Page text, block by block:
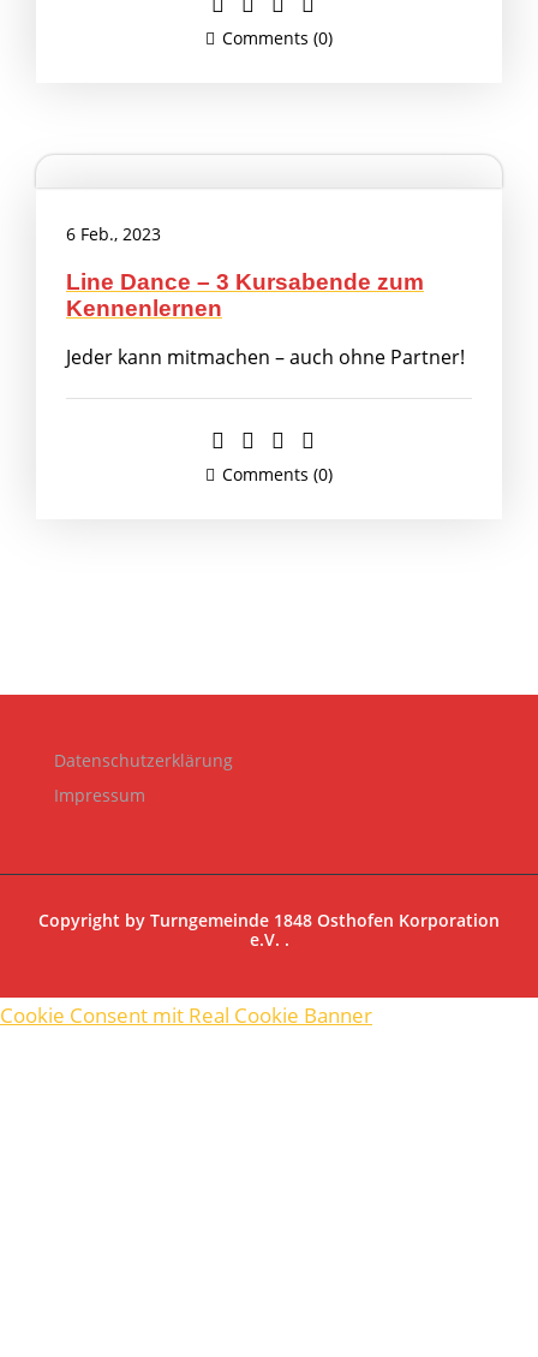
Comments (0)
6 Feb., 2023
Line Dance – 3 Kursabende zum
Kennenlernen
Jeder kann mitmachen – auch ohne Partner!
Comments (0)
Datenschutzerklärung
Impressum
Copyright by Turngemeinde 1848 Osthofen Korporation
e.V. .
Cookie Consent mit Real Cookie Banner